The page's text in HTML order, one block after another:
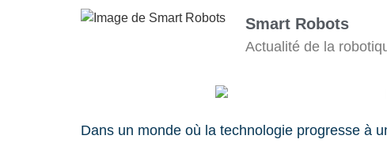
Smart Robots
Actualité de la
Dans un monde où la technologie progresse à